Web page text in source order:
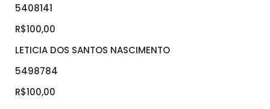
5408141
R$100,00
LETICIA DOS SANTOS NASCIMENTO
5498784
R$100,00